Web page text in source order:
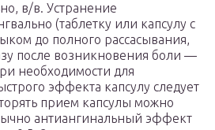
в/в. Устранение
(таблетку или капсулу с
до полного рассасывания,
после возникновения боли —
необходимости для
эффекта капсулу следует
прием капсулы можно
антиангинальный эффект